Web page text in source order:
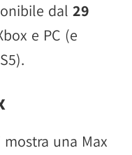
dal 29
e PC (e
una Max